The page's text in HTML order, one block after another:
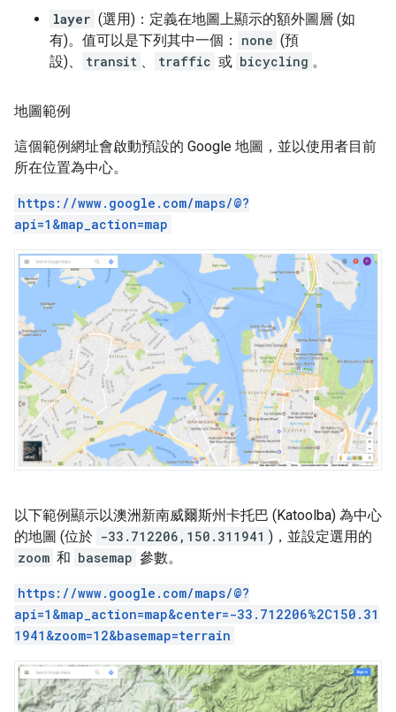
layer (選用)：定義在地圖上顯示的額外圖層 (如
有)。值可以是下列其中一個：
none (預
設)、
transit 、 traffic 或 bicycling 。
地圖範例
這個範例網址會啟動預設的 Google 地圖，並以使用者目前
所在位置為中心。
https://www.google.com/maps/@?
api=1&map_action=map
以下範例顯示以澳洲新南威爾斯州卡托巴 (Katoolba) 為中心
的地圖 (位於 -33.712206,150.311941 )，並設定選用的
zoom 和 basemap 參數。
https://www.google.com/maps/@?
api=1&map_action=map&center=-33.712206%2C150.31
1941&zoom=12&basemap=terrain